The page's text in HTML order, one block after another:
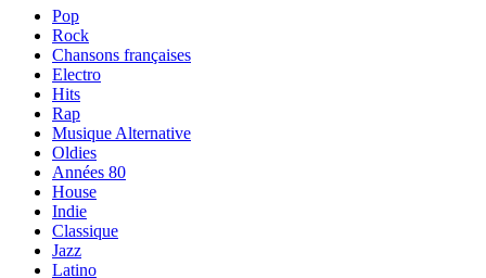
Pop
Rock
Chansons françaises
Electro
Hits
Rap
Musique Alternative
Oldies
Années 80
House
Indie
Classique
Jazz
Latino